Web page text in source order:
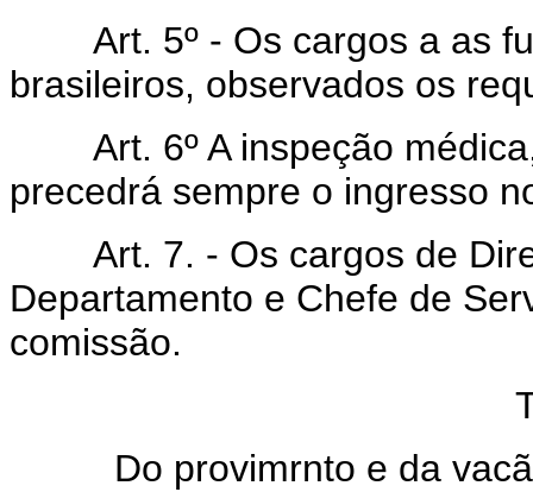
Art. 5º - Os cargos a as
brasileiros, observados os
Art. 6º A inspeção
precedrá sempre o ingresso
Art. 7. - Os cargos de
Departamento e Chefe de
comissão.
Do provimrnto e da